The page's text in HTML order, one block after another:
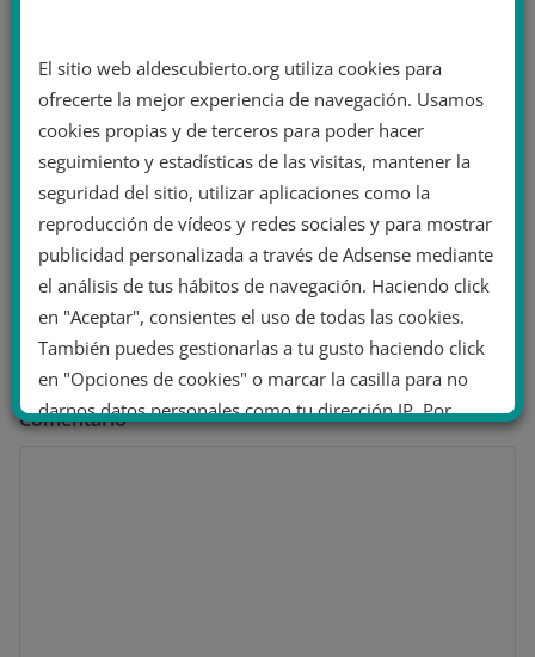
la única abstención de Vox
27 mayo 2022
Deja una respuesta
Tu dirección de correo electrónico no será publicada.
Los campos obligatorios están marcados con*
Comentario*
El sitio web aldescubierto.org utiliza cookies para
ofrecerte la mejor experiencia de navegación. Usamos
cookies propias y de terceros para poder hacer
seguimiento y estadísticas de las visitas, mantener la
seguridad del sitio, utilizar aplicaciones como la
reproducción de vídeos y redes sociales y para mostrar
publicidad personalizada a través de Adsense mediante
el análisis de tus hábitos de navegación. Haciendo click
en "Aceptar", consientes el uso de todas las cookies.
También puedes gestionarlas a tu gusto haciendo click
en "Opciones de cookies" o marcar la casilla para no
darnos datos personales como tu dirección IP. Por